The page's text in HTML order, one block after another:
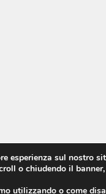
esperienza sul nostro
o chiudendo il
utilizzando o come